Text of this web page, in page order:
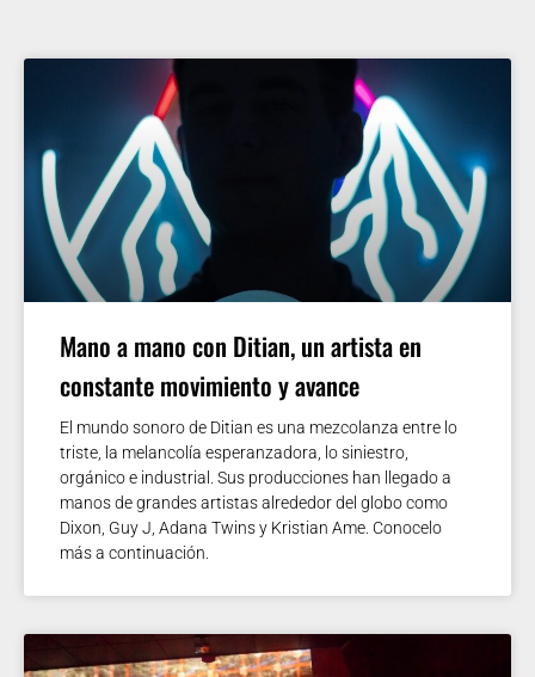
Mano a mano con Ditian, un artista en
constante movimiento y avance
El mundo sonoro de Ditian es una mezcolanza entre lo
triste, la melancolía esperanzadora, lo siniestro,
orgánico e industrial. Sus producciones han llegado a
manos de grandes artistas alrededor del globo como
Dixon, Guy J, Adana Twins y Kristian Ame. Conocelo
más a continuación.